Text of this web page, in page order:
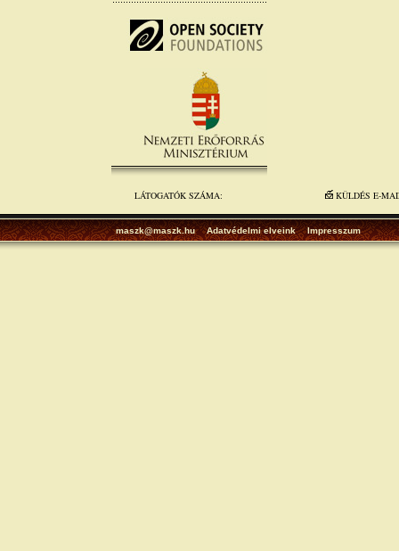
LÁTOGATÓK SZÁMA: KÜLDÉS E-
maszk@maszk.hu Adatvédelmi elveink Impresszum